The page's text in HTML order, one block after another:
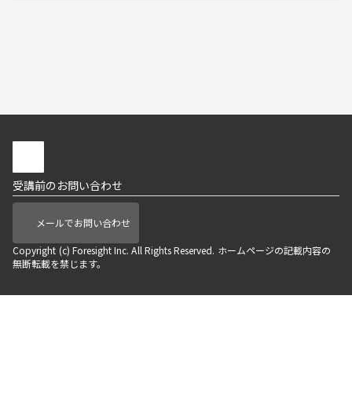
受講前のお問い合わせ
メールでお問い合わせ
Copyright (c) Foresight Inc. All Rights Reserved. ホームページの記載内容の
無断転載を禁じます。